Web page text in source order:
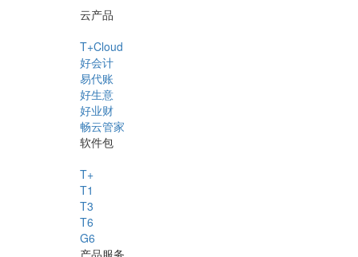
云产品
T+Cloud
好会计
易代账
好生意
好业财
畅云管家
软件包
T+
T1
T3
T6
G6